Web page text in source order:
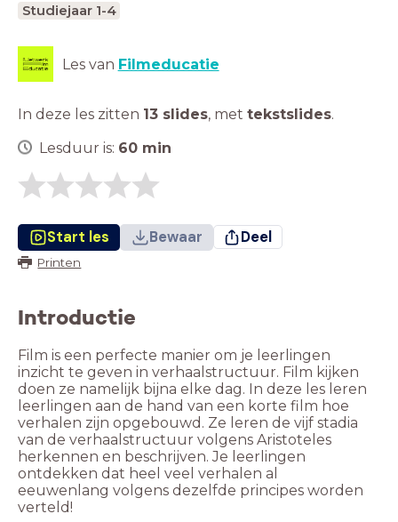
Studiejaar 1-4
Les van Filmeducatie
In deze les zitten 13 slides, met tekstslides.
Lesduur is: 60 min
Start les Bewaar Deel
Printen
Introductie
Film is een perfecte manier om je leerlingen
inzicht te geven in verhaalstructuur. Film kijken
doen ze namelijk bijna elke dag. In deze les leren
leerlingen aan de hand van een korte film hoe
verhalen zijn opgebouwd. Ze leren de vijf stadia
van de verhaalstructuur volgens Aristoteles
herkennen en beschrijven. Je leerlingen
ontdekken dat heel veel verhalen al
eeuwenlang volgens dezelfde principes worden
verteld!